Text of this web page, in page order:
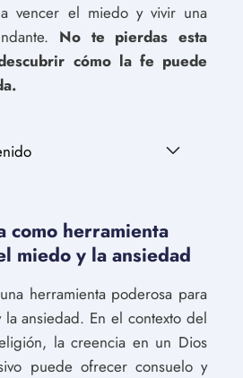
vencer el miedo y vivir una
No te pierdas esta
cómo la fe puede
como herramienta
miedo y la ansiedad
herramienta poderosa para
ansiedad. En el contexto del
la creencia en un Dios
puede ofrecer consuelo y